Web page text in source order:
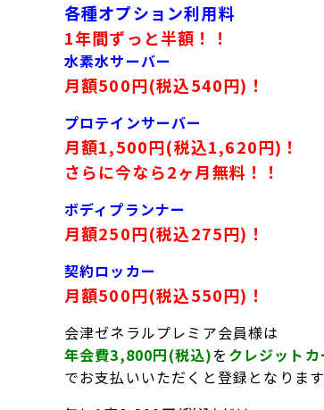
各種オプション利用料
1年間ずっと半額！！
水素水サーバー
月額500円(税込540円)！
プロテインサーバー
月額1,500円(税込1,620円)！
さらに今なら2ヶ月無料！！
ボディプランナー
月額250円(税込275円)！
契約ロッカー
月額500円(税込550円)！
会津ゼネラルプレミア会員様は
年会費3,800円(税込)を クレジットカ
でお支払いいただくと登録となります